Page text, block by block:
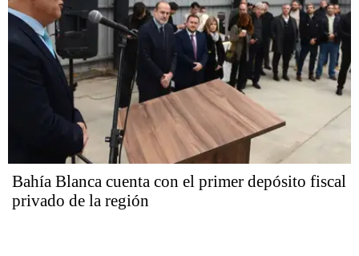
Bahía Blanca cuenta con el primer depósito fiscal
privado de la región